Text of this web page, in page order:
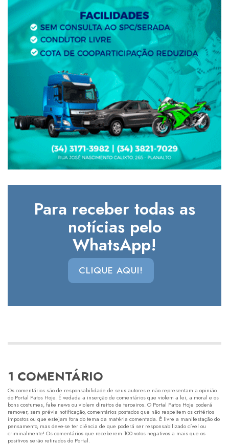
Para receber todas as
notícias pelo
WhatsApp!
CLIQUE AQUI!
1 COMENTÁRIO
Os comentários são de responsabilidade de seus autores e não representam a opinião
do Portal Patos Hoje. É vedada a inserção de comentários que violem a lei, a moral e os
bons costumes, fake news ou violem direitos de terceiros. O Portal Patos Hoje poderá
remover, sem prévia notificação, comentários postados que não respeitem os critérios
impostos ou que estejam fora do tema da matéria comentada. É livre a manifestação do
pensamento, mas deve-se ter ciência de que poderá ser responsabilizado cível ou
criminalmente! Os comentários que receberem 100 votos negativos a mais que os
positivos serão retirados do Portal.